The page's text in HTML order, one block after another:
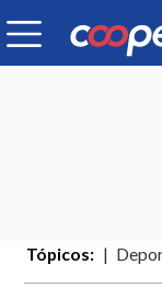
Tópicos: